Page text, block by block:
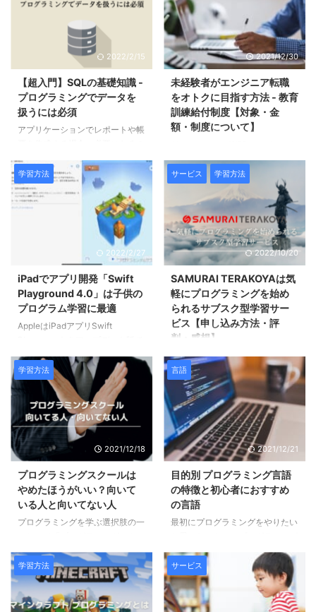
ますが、可視化することもできま
HTMLを意識することなくウェブ
サイトを構築できますが、自前で
作成するにはHTMLやCSSの知識
が必要となります。
2022/2/15
【超入門】SQLの基礎知識 -
プログラミングでデータを
扱うには必須
アプリケーションでレポートや帳
がデータベースです。 データを
抽出・加工・登録するような動作
をする際にプログラミング言語と
合わせてSQLを利用します。
2021/12/30
未経験者がエンジニア転職
をオトクに目指す方法 - 教育
訓練給付制度【対象・金
額・制度について】
どは専門職のため新卒以外の未経
験者が転職するには非常にハード
ルが高い印象。 しかし初心者で
も実践的な内容を現役エンジニア
から学べ、転職支援のあるプログ
ラミングスクールというのもあり
ます。プログラミングスクールは
受講費用がネックで迷う方も多い
と思いますが、教育訓練給付制度
（専門実践教育訓練）を利用する
と修了時点までに実際に支払った
受講料が支給されます。
学習方法
2022/2/27
iPadでアプリ開発「Swift
Playground 4.0」は子供の
プログラム学習に最適
AppleはiPadアプリSwift
リリース。iPadOS 15.2以降であ
ればiPhoneやiPadアプリをiPad
上で開発することができるように
なりました。 早速アップデート
をしてみたので紹介したいと思い
ます。
サービス 学習方法
2022/10/20
SAMURAI TERAKOYAは気
軽にプログラミングを始め
られるサブスク型学習サー
ビス【申し込み方法・評
判・感想】
SAMURAI TERAKOYA（侍テラコ
ヤ 旧 SAMURAI ENGINEER
Plus（サムライ エンジニア プラ
ス））は侍エンジニア（旧侍エン
ジニア塾）の会社が運営してい
る、月額2,980円（税込3,278
円）から始められるサブスクサー
ビスです。
学習方法
2021/12/18
プログラミングスクールは
やめたほうがいい？向いて
いる人と向いてない人
プログラミングを学ぶ選択肢の一
ル」があります。 プログラミン
グスクールは人によって「やめと
け」「行っても無駄」などネガテ
ィブな意見も見受けられるので、
スクールで学ぼうとしている方に
言語
2021/12/21
目的別 プログラミング言語
の特徴と初心者におすすめ
の言語
最初にプログラミングをやりたい
言語がたくさんあることを知り、
何を学べば良いか迷ってしまった
経験はないでしょうか。
学習方法 サービス